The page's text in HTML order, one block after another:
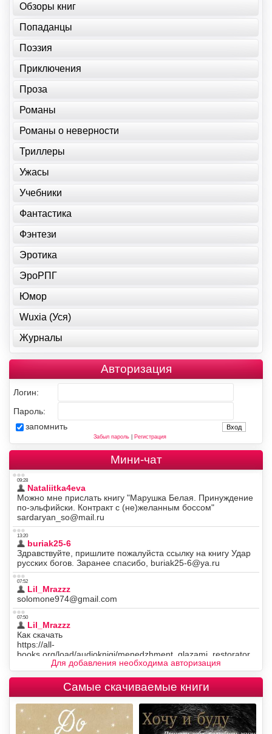
Обзоры книг
Попаданцы
Поэзия
Приключения
Проза
Романы
Романы о неверности
Триллеры
Ужасы
Учебники
Фантастика
Фэнтези
Эротика
ЭроРПГ
Юмор
Wuxia (Уся)
Журналы
Авторизация
Логин:
Пароль:
запомнить
Забыл пароль| Регистрация
Мини-чат
Для добавления необходима авторизация
Самые скачиваемые книги